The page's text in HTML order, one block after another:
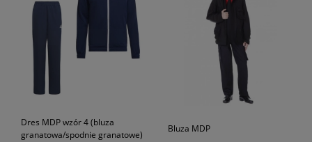
Dres MDP wzór 4 (bluza
granatowa/spodnie granatowe)
Bluza MDP